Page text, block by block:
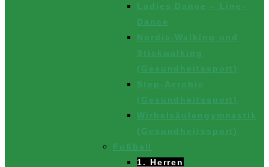
Ladies Dance – Line-
Dance
Nordic-Walking und
Stickwalking
(Gesundheitssport)
Step-Aerobic
(Gesundheitssport)
Wirbelsäulengymnastik
(Gesundheitssport)
Fußball
1. Herren